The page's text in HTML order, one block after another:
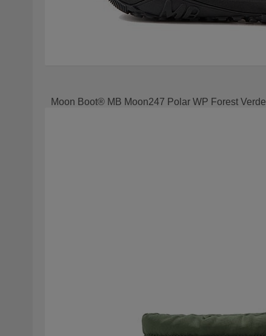
Moon Boot® MB Moon247 Polar WP Forest Verde